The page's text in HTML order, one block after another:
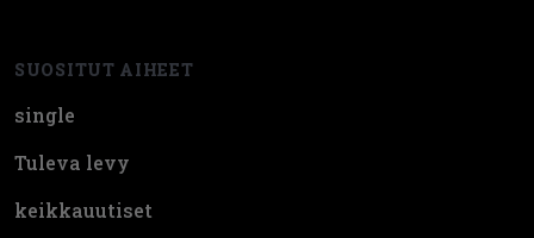
SUOSITUT AIHEET
single
Tuleva levy
keikkauutiset